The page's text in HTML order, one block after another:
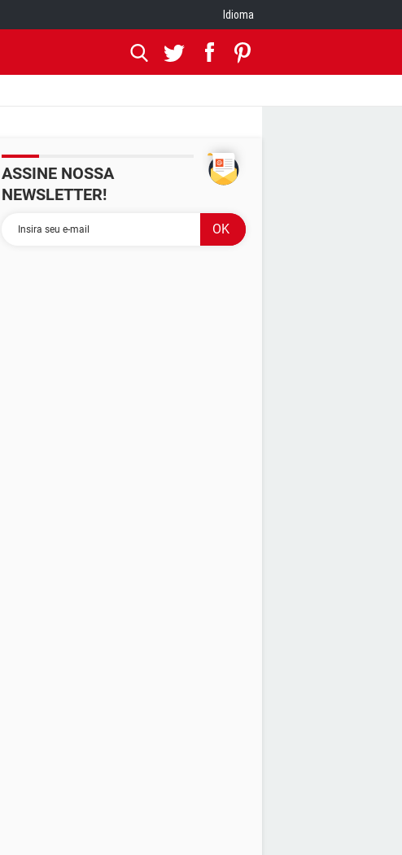
Idioma
ASSINE NOSSA
NEWSLETTER!